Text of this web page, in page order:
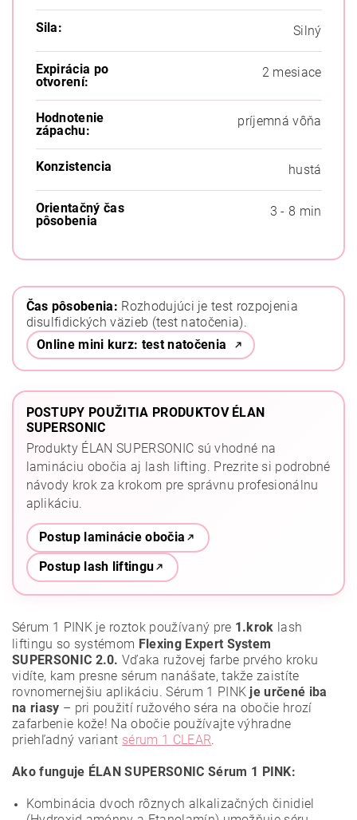
Sila: Silný
Expirácia po
otvorení:
2 mesiace
Hodnotenie
zápachu:
príjemná vôňa
Konzistencia hustá
Orientačný čas
pôsobenia
3 - 8 min
Čas pôsobenia: Rozhodujúci je test rozpojenia
disulfidických väzieb (test natočenia).
Online mini kurz: test natočenia
POSTUPY POUŽITIA PRODUKTOV ÉLAN
SUPERSONIC
Produkty ÉLAN SUPERSONIC sú vhodné na
lamináciu obočia aj lash lifting. Prezrite si podrobné
návody krok za krokom pre správnu profesionálnu
aplikáciu.
Postup laminácie obočia
Postup lash liftingu
Sérum 1 PINK je roztok používaný pre 1.krok lash
liftingu so systémom Flexing Expert System
SUPERSONIC 2.0. Vďaka ružovej farbe prvého kroku
vidíte, kam presne sérum nanášate, takže zaistíte
rovnomernejšiu aplikáciu. Sérum 1 PINK je určené iba
na riasy – pri použití ružového séra na obočie hrozí
zafarbenie kože! Na obočie používajte výhradne
priehľadný variant sérum 1 CLEAR.
Ako funguje ÉLAN SUPERSONIC Sérum 1 PINK:
Kombinácia dvoch rôznych alkalizačných činidiel